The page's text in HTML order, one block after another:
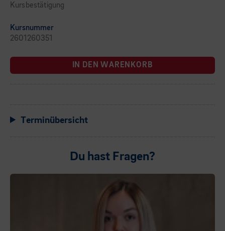
Kursbestätigung
Kursnummer
2601260351
IN DEN WARENKORB
Terminübersicht
Du hast Fragen?